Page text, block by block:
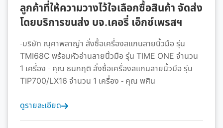
ลูกค้าที่ให้ความวางไว้ใจเลือกซื้อสินค้า จัดส่ง
โดยบริการขนส่ง บจ.เคอรี่ เอ็กซ์เพรสฯ
-บริษัท ณุศาพลาญ่า สั่งซื้อเครื่องสแกนลายนิ้วมือ รุ่น
TMI68C พร้อมหัวอ่านลายนิ้วมือ รุ่น TIME ONE จำนวน
1 เครื่อง - คุณ ธนกฤติ สั่งซื้อเครื่องสแกนลายนิ้วมือ รุ่น
TIP700/LX16 จำนวน 1 เครื่อง - คุณ พศิน
ดูรายละเอียด